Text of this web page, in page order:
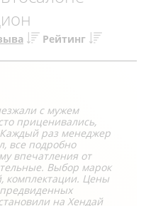
Рейтинг
с мужем
приценивались,
раз менеджер
все подробно
впечатления от
Выбор марок
комплектации. Цены
на Хендай